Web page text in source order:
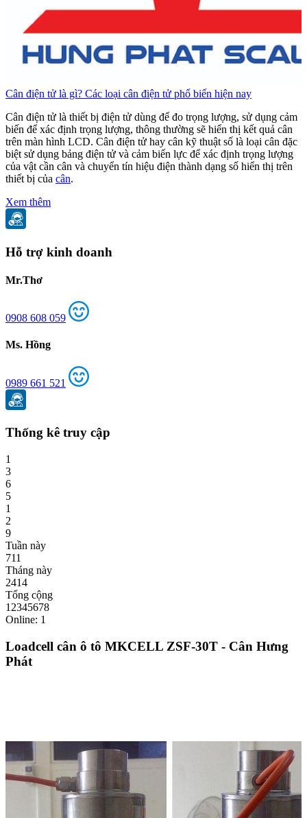
Cân điện tử là gì? Các loại cân điện tử phổ biến hiện nay
Cân điện tử là thiết bị điện tử dùng để đo trọng lượng, sử dụng cảm
biến để xác định trọng lượng, thông thường sẽ hiển thị kết quả cân
trên màn hình LCD. Cân điện tử hay cân kỹ thuật số là loại cân đặc
biệt sử dụng bảng điện tử và cảm biến lực để xác định trọng lượng
của vật cần cân và chuyển tín hiệu điện thành dạng số hiển thị trên
thiết bị của cân.
Xem thêm
Hỗ trợ kinh doanh
Mr.Thơ
0908 608 059
Ms. Hồng
0989 661 521
Thống kê truy cập
1
3
6
5
1
2
9
Tuần này
711
Tháng này
2414
Tổng cộng
12345678
Online: 1
Loadcell cân ô tô MKCELL ZSF-30T - Cân Hưng
Phát